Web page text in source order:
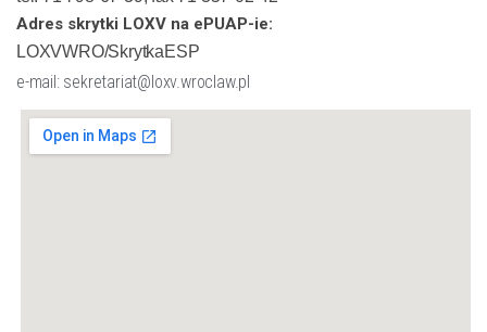
Adres skrytki LOXV na ePUAP-ie:
LOXVWRO/SkrytkaESP
e-mail: sekretariat@loxv.wroclaw.pl